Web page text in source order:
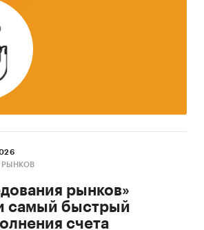
рынков»
самый быстрый
счета